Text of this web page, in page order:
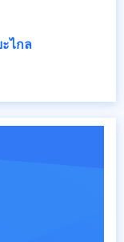
ไกล